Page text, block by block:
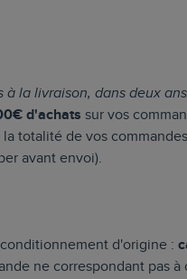
la livraison, dans deux
d'achats sur vos
totalité de vos
avant envoi).
d'origine :
ne correspondant pas à